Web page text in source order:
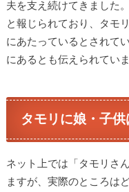
夫を支え続けてきました
と報じられており、タモ
にあたっているとされて
にあるとも伝えられていま
タモリに娘・子
ネット上では「タモリさ
ますが、実際のところは